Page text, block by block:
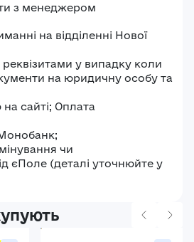
з менеджером
на відділенні Нової
у випадку коли
на юридичну особу та
сайті; Оплата
чи
єПоле (деталі уточнюйте у